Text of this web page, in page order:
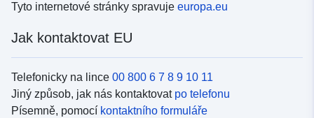
Tyto internetové stránky spravuje europa.eu
Jak kontaktovat EU
Telefonicky na lince 00 800 6 7 8 9 10 11
Jiný způsob, jak nás kontaktovat po telefonu
Písemně, pomocí kontaktního formuláře